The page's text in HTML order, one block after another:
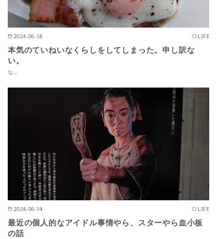
2024-06-18 LIFE
本気のていねいなくらしをしてしまった。申し訳な
い。
な…
2024-06-14 LIFE
最近の個人的なアイドル事情やら、スターやら血小板
の話